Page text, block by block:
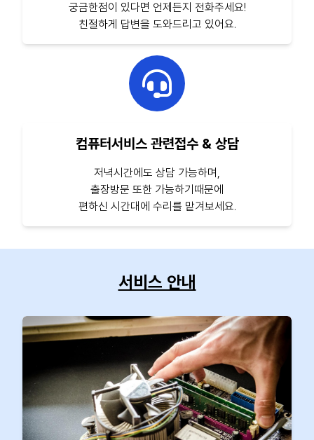
궁금한점이 있다면 언제든지 전화주세요!
친절하게 답변을 도와드리고 있어요.
컴퓨터서비스 관련접수 & 상담
저녁시간에도 상담 가능하며,
출장방문 또한 가능하기때문에
편하신 시간대에 수리를 맡겨보세요.
서비스 안내